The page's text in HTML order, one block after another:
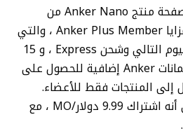
في نافذة منبثقة على صفحة منتج Anker Nano من
Anker ، تصف الشركة مزايا Anker Plus Member ، والتي
تشمل يوم مجاني في اليوم التالي وشحن Express ، و 15
في المائة إضافي ، وائتمانات Anker إضافية للحصول على
إلى المنتجات فقط للأعضاء.
يوصف Anker Plus على أنه اشتراك 9.99 دولار/MO ، مع